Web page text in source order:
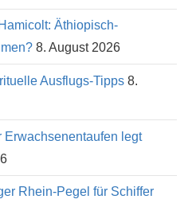
Äthiopisch-
8. August 2026
Ausflugs-Tipps 8.
Erwachsenentaufen legt
Rhein-Pegel für Schiffer